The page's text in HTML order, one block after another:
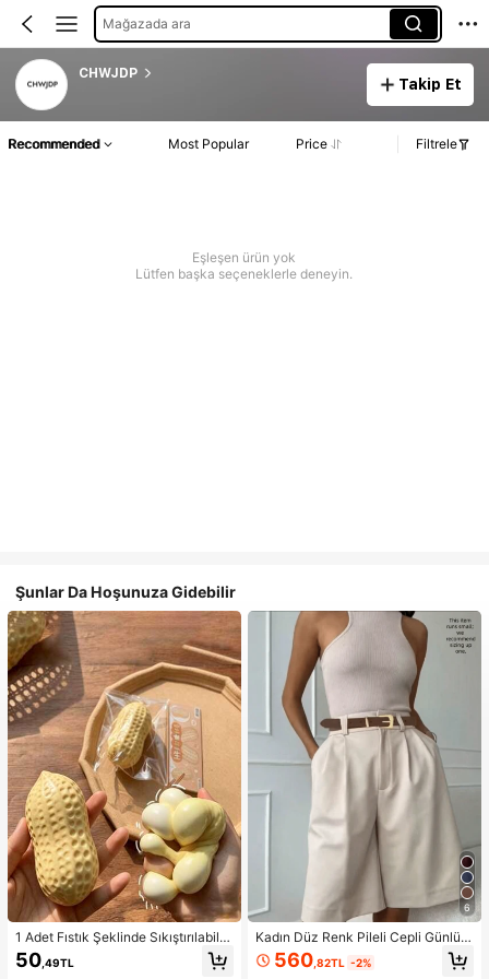
Mağazada ara
CHWJDP
Takip Et
Recommended Most Popular Price Filtrele
Eşleşen ürün yok
Lütfen başka seçeneklerle deneyin.
Şunlar Da Hoşunuza Gidebilir
1 Adet Fıstık Şeklinde Sıkıştırılabilir
Stres Oyuncağı, Ofis Rahatlaması v
e Parti Etkileşimi İçin Uygun, Doğu
50 ,49TL
6
Kadın Düz Renk Pileli Cepli Günlük
Çok Yönlü Yazlık Şort, Zahmetsiz S
til 560,82TL -2%